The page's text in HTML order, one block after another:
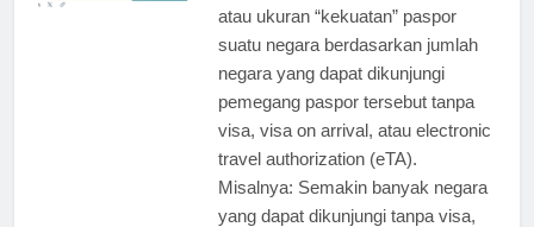
atau ukuran “kekuatan” paspor
suatu negara berdasarkan jumlah
negara yang dapat dikunjungi
pemegang paspor tersebut tanpa
visa, visa on arrival, atau electronic
travel authorization (eTA).
Misalnya: Semakin banyak negara
yang dapat dikunjungi tanpa visa,